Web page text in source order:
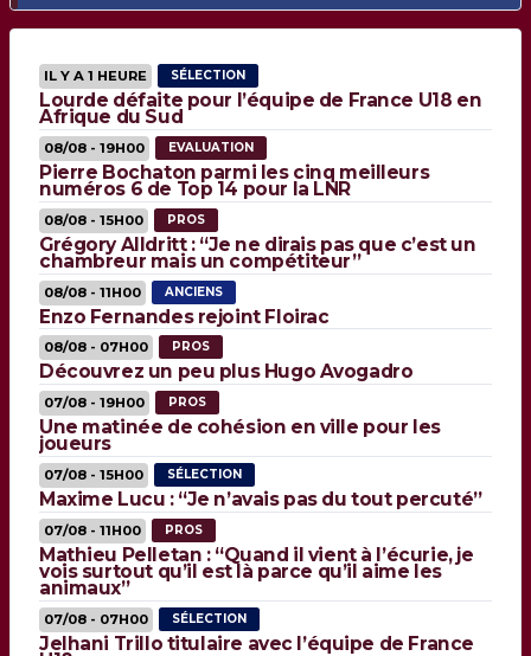
IL Y A 1 HEURE SÉLECTION
Lourde défaite pour l’équipe de France U18 en
Afrique du Sud
08/08 - 19H00 EVALUATION
Pierre Bochaton parmi les cinq meilleurs
numéros 6 de Top 14 pour la LNR
08/08 - 15H00 PROS
Grégory Alldritt : “Je ne dirais pas que c’est un
chambreur mais un compétiteur”
08/08 - 11H00 ANCIENS
Enzo Fernandes rejoint Floirac
08/08 - 07H00 PROS
Découvrez un peu plus Hugo Avogadro
07/08 - 19H00 PROS
Une matinée de cohésion en ville pour les
joueurs
07/08 - 15H00 SÉLECTION
Maxime Lucu : “Je n’avais pas du tout percuté”
07/08 - 11H00 PROS
Mathieu Pelletan : “Quand il vient à l’écurie, je
vois surtout qu’il est là parce qu’il aime les
animaux”
07/08 - 07H00 SÉLECTION
Jelhani Trillo titulaire avec l’équipe de France